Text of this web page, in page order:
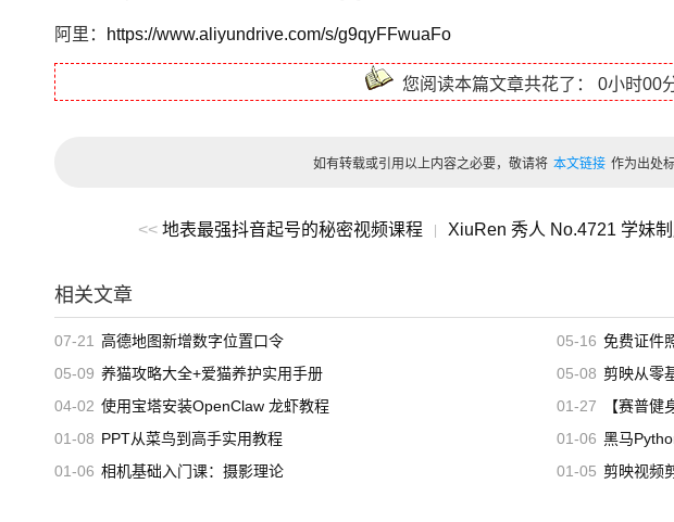
阿里： https://www.aliyundrive.com/s/g9qyFFwuaFo
您阅读本篇文章共花了： 0小时00
如有转载或引用以上内容之必要，敬请将 本文链接 作为出处
<< 地表最强抖音起号的秘密视频课程 | XiuRen 秀人 No.4721 学妹
相关文章
07-21 高德地图新增数字位置口令 05-16 免费证件
05-09 养猫攻略大全+爱猫养护实用手册 05-08 剪映从零
04-02 使用宝塔安装OpenClaw 龙虾教程 01-27
【赛普
01-08 PPT从菜鸟到高手实用教程 01-06 黑马
01-06 相机基础入门课：摄影理论 01-05 剪映视频